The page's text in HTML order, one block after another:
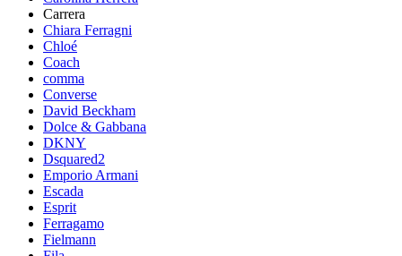
Carrera
Chiara Ferragni
Chloé
Coach
comma
Converse
David Beckham
Dolce & Gabbana
DKNY
Dsquared2
Emporio Armani
Escada
Esprit
Ferragamo
Fielmann